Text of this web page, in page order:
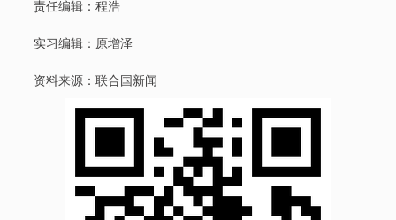
责任编辑：程浩
实习编辑：原增泽
资料来源：联合国新闻